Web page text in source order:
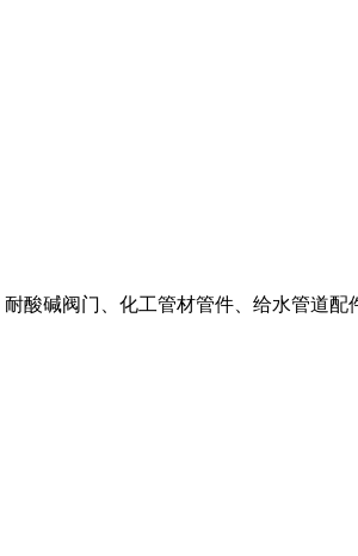
酸碱阀门、化工管材管件、给水管道配